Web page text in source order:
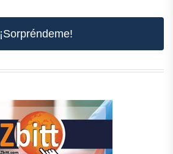
¡Sorpréndeme!